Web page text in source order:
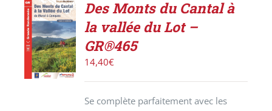
ACHETER
LE
PRODUIT
/
DÉTAILS
Des Monts du Cantal à
la vallée du Lot –
GR®465
14,40€
Se complète parfaitement avec les